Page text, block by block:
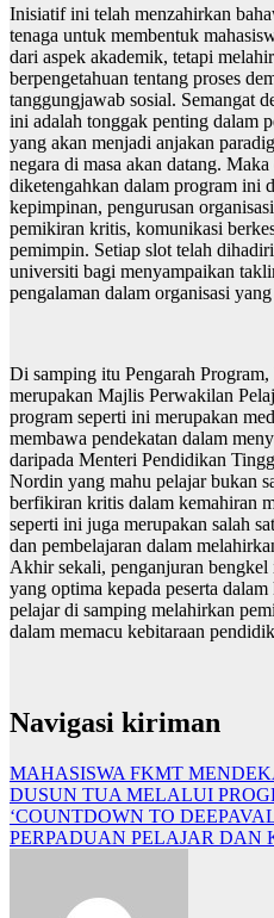
Inisiatif ini telah menzahirkan
tenaga untuk membentuk
dari aspek akademik, tetapi
berpengetahuan tentang proses
tanggungjawab sosial. Semangat
ini adalah tonggak penting dalam
yang akan menjadi anjakan
negara di masa akan datang.
diketengahkan dalam program ini
kepimpinan, pengurusan
pemikiran kritis, komunikasi
pemimpin. Setiap slot telah
universiti bagi menyampaikan
pengalaman dalam organisasi
Di samping itu Pengarah
merupakan Majlis Perwakilan
program seperti ini merupakan
membawa pendekatan dalam
daripada Menteri Pendidikan
Nordin yang mahu pelajar bukan
berfikiran kritis dalam kemahiran
seperti ini juga merupakan salah
dan pembelajaran dalam
Akhir sekali, penganjuran
yang optima kepada peserta
pelajar di samping melahirkan
dalam memacu kebitaraan
Navigasi kiriman
MAHASISWA FKMT
DUSUN TUA MELALUI
‘COUNTDOWN TO
PERPADUAN PELAJAR DAN